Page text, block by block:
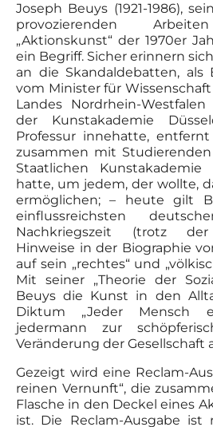
Joseph Beuys (1921-1986),
provozierenden
„Aktionskunst“ der 1970er
ein Begriff. Sicher erinnern
an die Skandaldebatten, als
vom Minister für
Landes Nordrhein-
der Kunstakademie
Professur innehatte,
zusammen mit
Staatlichen Kunstakademie
hatte, um jedem, der wollte,
ermöglichen; – heute gilt
einflussreichsten
Nachkriegszeit (trotz der
Hinweise in der Biographie
auf sein „rechtes“ und
Mit seiner „Theorie der
Beuys die Kunst in den
Diktum „Jeder Mensch
jedermann zur
Veränderung der Gesellschaft
Gezeigt wird eine Reclam-
reinen Vernunft“, die
Flasche in den Deckel eines
ist. Die Reclam-Ausgabe